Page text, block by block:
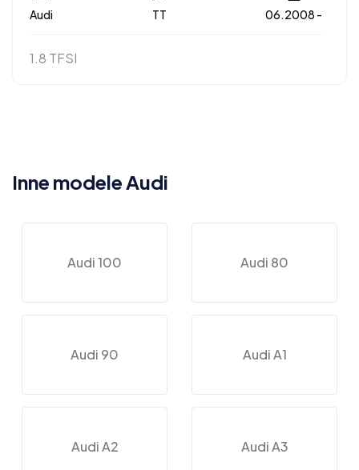
Audi TT 06.2008 -
1.8 TFSI
Inne modele Audi
Audi 100 Audi 80
Audi 90 Audi A1
Audi A2 Audi A3